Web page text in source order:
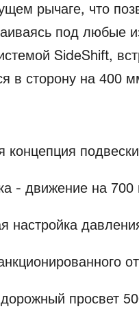
рычаге, что
под любые
SideShift,
в сторону на 400
концепция
- движение на
настройка
просвет